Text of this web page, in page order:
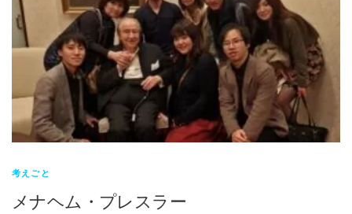
考えごと
メナヘム・プレスラー